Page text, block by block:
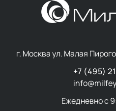
г. Москва ул. Малая
+7 (495)
Ежедневно с